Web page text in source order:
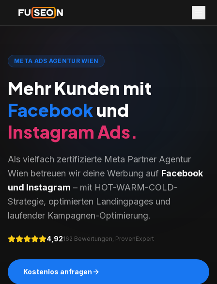
META ADS AGENTUR WIEN
Mehr Kunden mit
Facebookund
Instagram Ads.
Als vielfach zertifizierte Meta Partner Agentur
Wien betreuen wir deine Werbung auf Facebook
und Instagram – mit HOT-WARM-COLD-
Strategie, optimierten Landingpages und
laufender Kampagnen-Optimierung.
4,92162 Bewertungen, ProvenExpert
Kostenlos anfragen